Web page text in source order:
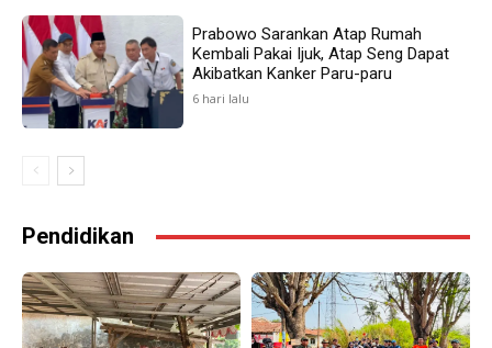
Prabowo Sarankan Atap Rumah
Kembali Pakai Ijuk, Atap Seng Dapat
Akibatkan Kanker Paru-paru
6 hari lalu
Pendidikan